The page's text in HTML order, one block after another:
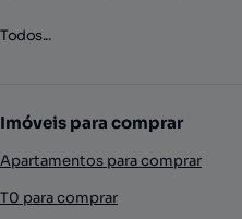
Todos...
Imóveis para comprar
Apartamentos para comprar
T0 para comprar